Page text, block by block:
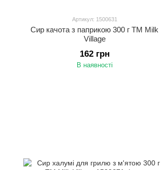
Артикул: 1500631
Сир качота з паприкою 300 г ТМ Milk
Village
162 грн
В наявності